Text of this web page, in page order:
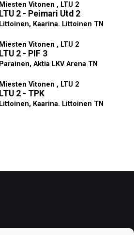
Miesten Vitonen , LTU 2
LTU 2 - Peimari Utd 2
Littoinen, Kaarina. Littoinen TN
Miesten Vitonen , LTU 2
LTU 2 - PIF 3
Parainen, Aktia LKV Arena TN
Miesten Vitonen , LTU 2
LTU 2 - TPK
Littoinen, Kaarina. Littoinen TN